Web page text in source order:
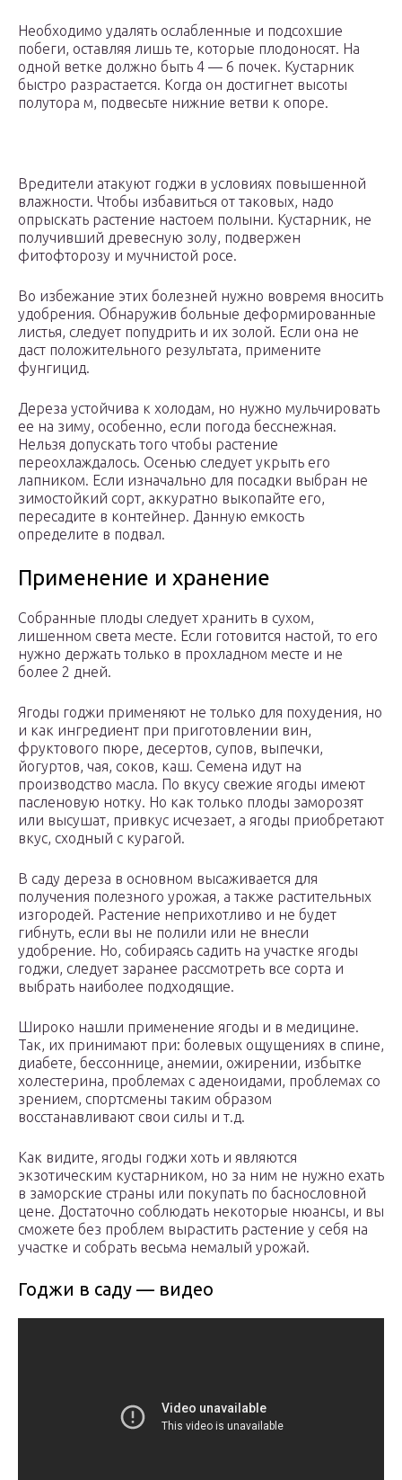
Необходимо удалять ослабленные и подсохшие
побеги, оставляя лишь те, которые плодоносят. На
одной ветке должно быть 4 — 6 почек. Кустарник
быстро разрастается. Когда он достигнет высоты
полутора м, подвесьте нижние ветви к опоре.
Вредители атакуют годжи в условиях повышенной
влажности. Чтобы избавиться от таковых, надо
опрыскать растение настоем полыни. Кустарник, не
получивший древесную золу, подвержен
фитофторозу и мучнистой росе.
Во избежание этих болезней нужно вовремя вносить
удобрения. Обнаружив больные деформированные
листья, следует попудрить и их золой. Если она не
даст положительного результата, примените
фунгицид.
Дереза устойчива к холодам, но нужно мульчировать
ее на зиму, особенно, если погода бесснежная.
Нельзя допускать того чтобы растение
переохлаждалось. Осенью следует укрыть его
лапником. Если изначально для посадки выбран не
зимостойкий сорт, аккуратно выкопайте его,
пересадите в контейнер. Данную емкость
определите в подвал.
Применение и хранение
Собранные плоды следует хранить в сухом,
лишенном света месте. Если готовится настой, то его
нужно держать только в прохладном месте и не
более 2 дней.
Ягоды годжи применяют не только для похудения, но
и как ингредиент при приготовлении вин,
фруктового пюре, десертов, супов, выпечки,
йогуртов, чая, соков, каш. Семена идут на
производство масла. По вкусу свежие ягоды имеют
пасленовую нотку. Но как только плоды заморозят
или высушат, привкус исчезает, а ягоды приобретают
вкус, сходный с курагой.
В саду дереза в основном высаживается для
получения полезного урожая, а также растительных
изгородей. Растение неприхотливо и не будет
гибнуть, если вы не полили или не внесли
удобрение. Но, собираясь садить на участке ягоды
годжи, следует заранее рассмотреть все сорта и
выбрать наиболее подходящие.
Широко нашли применение ягоды и в медицине.
Так, их принимают при: болевых ощущениях в спине,
диабете, бессоннице, анемии, ожирении, избытке
холестерина, проблемах с аденоидами, проблемах со
зрением, спортсмены таким образом
восстанавливают свои силы и т.д.
Как видите, ягоды годжи хоть и являются
экзотическим кустарником, но за ним не нужно ехать
в заморские страны или покупать по баснословной
цене. Достаточно соблюдать некоторые нюансы, и вы
сможете без проблем вырастить растение у себя на
участке и собрать весьма немалый урожай.
Годжи в саду — видео